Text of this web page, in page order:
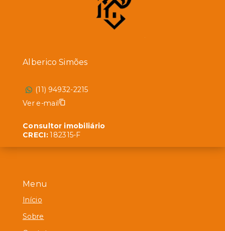
Menu
Início
Sobre
Alberico Simões
(11) 94932-2215
Ver e-mail
Consultor imobiliário
CRECI:182315-F